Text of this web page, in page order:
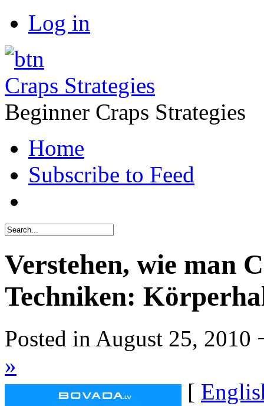
Log in
Craps Strategies
Beginner Craps Strategies
Home
Subscribe to Feed
Verstehen, wie man
Techniken:
Posted in August 25, 2010
»
[